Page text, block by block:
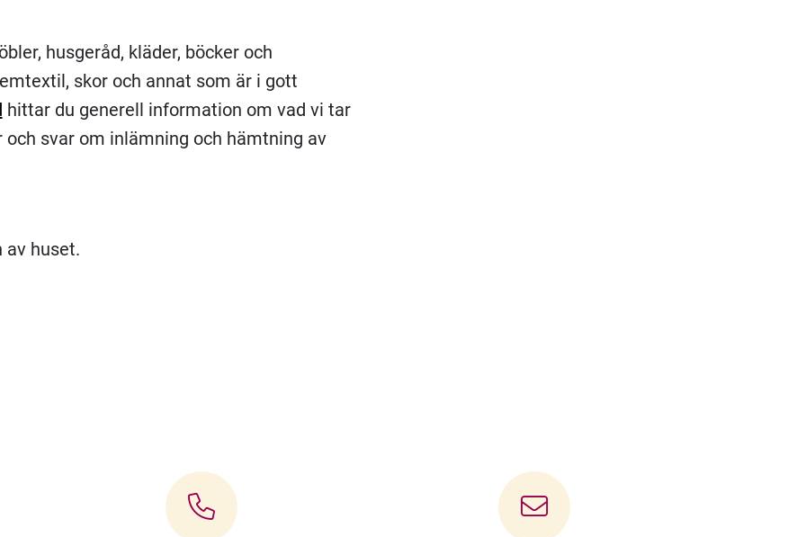
husgeråd, kläder, böcker och
skor och annat som är i gott
hittar du generell information om vad vi tar
svar om inlämning och hämtning av
av huset.